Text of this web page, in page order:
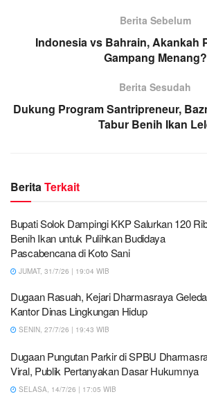
Berita Sebelum
Indonesia vs Bahrain, Akankah
Gampang Menang?
Berita Sesudah
Dukung Program Santripreneur,
Tabur Benih Ikan
BeritaTerkait
Bupati Solok Dampingi KKP Salurkan 120
Benih Ikan untuk Pulihkan Budidaya
Pascabencana di Koto Sani
JUMAT, 31/7/26 | 19:04 WIB
Dugaan Rasuah, Kejari Dharmasraya
Kantor Dinas Lingkungan Hidup
SENIN, 27/7/26 | 19:43 WIB
Dugaan Pungutan Parkir di SPBU
Viral, Publik Pertanyakan Dasar Hukumnya
SELASA, 14/7/26 | 17:05 WIB